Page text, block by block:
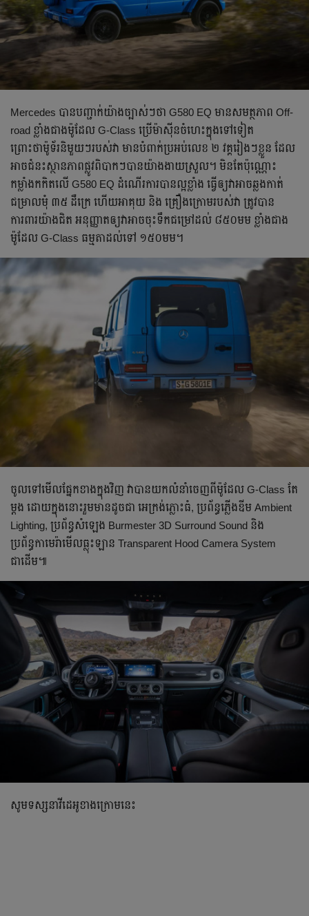
Mercedes បានបញ្ជាក់យ៉ាងច្បាស់ៗថា G580 EQ មានសមត្ថភាព Off-
road ខ្លាំងជាងម៉ូដែល G-Class ប្រើម៉ាស៊ីនចំហេះក្នុងទៅទៀត
ព្រោះថាម៉ូទ័រនិមួយៗរបស់វា មានបំពាក់ប្រអប់លេខ ២ វគ្គរៀងៗខ្លួន ដែល
អាចជំនះស្ថានភាពផ្លូវពិបាកៗបានយ៉ាងងាយស្រួល។ មិនតែប៉ុណ្ណោះ
កម្លាំងកកិតលើ G580 EQ ដំណើរការបានល្អខ្លាំង ធ្វើឲ្យវាអាចឆ្លងកាត់
ជម្រាលមុំ ៣៥ ដឺក្រេ ហើយអាគុយ និង គ្រឿងក្រោមរបស់វា ត្រូវបាន
ការពារយ៉ាងជិត អនុញ្ញាតឲ្យវាអាចចុះទឹកជម្រៅដល់ ៨៥០មម ខ្លាំងជាង
ម៉ូដែល G-Class ធម្មតាដល់ទៅ ១៥០មម។
ចូលទៅមើលផ្នែកខាងក្នុងវិញ វាបានយកលំនាំចេញពីម៉ូដែល G-Class តែ
ម្តង ដោយក្នុងនោះរួមមានដូចជា​ អេក្រង់ភ្លោះធំ, ប្រព័ន្ធភ្លើងឌីម Ambient
Lighting, ប្រព័ន្ធសំឡេង Burmester 3D Surround Sound និង
ប្រព័ន្ធកាមេរ៉ាមើលធ្លុះឡាន Transparent Hood Camera System
ជាដើម៕
សូមទស្សនាវីដេអូខាងក្រោមនេះ